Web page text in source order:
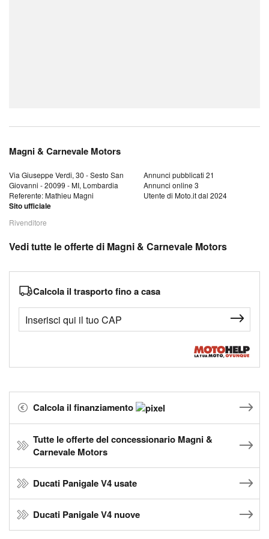
Magni & Carnevale Motors
Via Giuseppe Verdi, 30 - Sesto San
Giovanni - 20099 - MI, Lombardia
Referente: Mathieu Magni
Sito ufficiale
Rivenditore
Annunci pubblicati 21
Annunci online 3
Utente di Moto.it dal 2024
Vedi tutte le offerte di Magni & Carnevale Motors
Calcola il trasporto fino a casa
Calcola il finanziamento
Tutte le offerte del concessionario Magni &
Carnevale Motors
Ducati Panigale V4 usate
Ducati Panigale V4 nuove